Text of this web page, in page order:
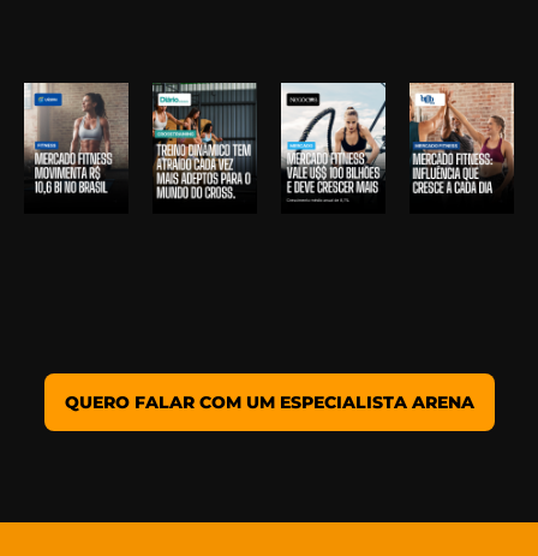
QUERO FALAR COM UM ESPECIALISTA ARENA